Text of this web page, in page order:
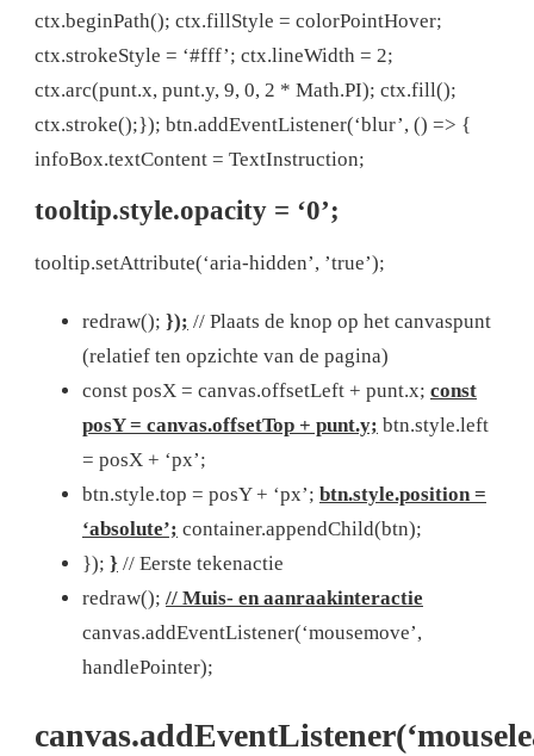
ctx.beginPath(); ctx.fillStyle = colorPointHover;
ctx.strokeStyle = ‘#fff’; ctx.lineWidth = 2;
ctx.arc(punt.x, punt.y, 9, 0, 2 * Math.PI); ctx.fill();
ctx.stroke();}); btn.addEventListener(‘blur’, () => {
infoBox.textContent = TextInstruction;
tooltip.style.opacity = ‘0’;
tooltip.setAttribute(‘aria-hidden’, ’true’);
redraw(); }); // Plaats de knop op het canvaspunt
(relatief ten opzichte van de pagina)
const posX = canvas.offsetLeft + punt.x; const
posY = canvas.offsetTop + punt.y; btn.style.left
= posX + ‘px’;
btn.style.top = posY + ‘px’; btn.style.position =
‘absolute’; container.appendChild(btn);
}); } // Eerste tekenactie
redraw(); // Muis- en aanraakinteractie
canvas.addEventListener(‘mousemove’,
handlePointer);